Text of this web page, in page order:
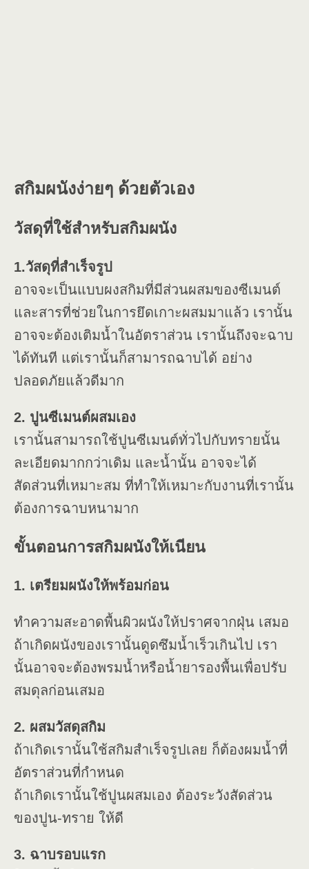
สกิมผนังง่ายๆ ด้วยตัวเอง
วัสดุที่ใช้สำหรับสกิมผนัง
1.วัสดุที่สำเร็จรูป
อาจจะเป็นแบบผงสกิมที่มีส่วนผสมของซีเมนต์
และสารที่ช่วยในการยึดเกาะผสมมาแล้ว เรานั้น
อาจจะต้องเติมน้ำในอัตราส่วน เรานั้นถึงจะฉาบ
ได้ทันที แต่เรานั้นก็สามารถฉาบได้ อย่าง
ปลอดภัยแล้วดีมาก
2. ปูนซีเมนต์ผสมเอง
เรานั้นสามารถใช้ปูนซีเมนต์ทั่วไปกับทรายนั้น
ละเอียดมากกว่าเดิม และน้ำนั้น อาจจะได้
สัดส่วนที่เหมาะสม ที่ทำให้เหมาะกับงานที่เรานั้น
ต้องการฉาบหนามาก
ขั้นตอนการสกิมผนังให้เนียน
1. เตรียมผนังให้พร้อมก่อน
ทำความสะอาดพื้นผิวผนังให้ปราศจากฝุ่น เสมอ
ถ้าเกิดผนังของเรานั้นดูดซึมน้ำเร็วเกินไป เรา
นั้นอาจจะต้องพรมน้ำหรือน้ำยารองพื้นเพื่อปรับ
สมดุลก่อนเสมอ
2. ผสมวัสดุสกิม
ถ้าเกิดเรานั้นใช้สกิมสำเร็จรูปเลย ก็ต้องผมน้ำที่
อัตราส่วนที่กำหนด
ถ้าเกิดเรานั้นใช้ปูนผสมเอง ต้องระวังสัดส่วน
ของปูน-ทราย ให้ดี
3. ฉาบรอบแรก